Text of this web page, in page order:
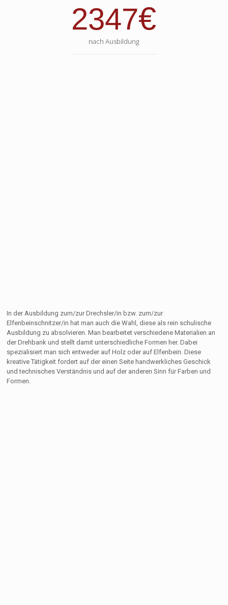
2347€
nach Ausbildung
In der Ausbildung zum/zur Drechsler/in bzw. zum/zur
Elfenbeinschnitzer/in hat man auch die Wahl, diese als rein schulische
Ausbildung zu absolvieren. Man bearbeitet verschiedene Materialien an
der Drehbank und stellt damit unterschiedliche Formen her. Dabei
spezialisiert man sich entweder auf Holz oder auf Elfenbein. Diese
kreative Tätigkeit fordert auf der einen Seite handwerkliches Geschick
und technisches Verständnis und auf der anderen Sinn für Farben und
Formen.